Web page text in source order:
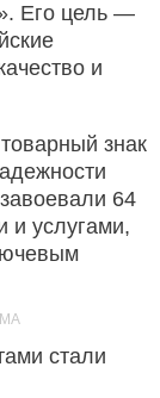
Его цель —
и
знак
64
и услугами,
стали